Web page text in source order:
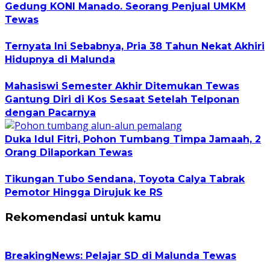
Gedung KONI Manado. Seorang Penjual UMKM
Tewas
Ternyata Ini Sebabnya, Pria 38 Tahun Nekat Akhiri
Hidupnya di Malunda
Mahasiswi Semester Akhir Ditemukan Tewas
Gantung Diri di Kos Sesaat Setelah Telponan
dengan Pacarnya
Duka Idul Fitri, Pohon Tumbang Timpa Jamaah, 2
Orang Dilaporkan Tewas
Tikungan Tubo Sendana, Toyota Calya Tabrak
Pemotor Hingga Dirujuk ke RS
Rekomendasi untuk kamu
BreakingNews: Pelajar SD di Malunda Tewas